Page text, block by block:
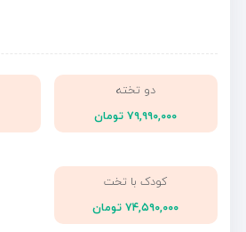
دو تخته
۷۹,۹۹۰,۰۰۰ تومان
کودک با تخت
۷۴,۵۹۰,۰۰۰ تومان